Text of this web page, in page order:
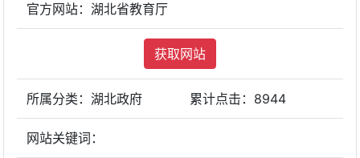
官方网站：湖北省教育厅
获取网站
所属分类：湖北政府 累计点击： 8944
网站关键词：